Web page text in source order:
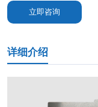
立即咨询
详细介绍